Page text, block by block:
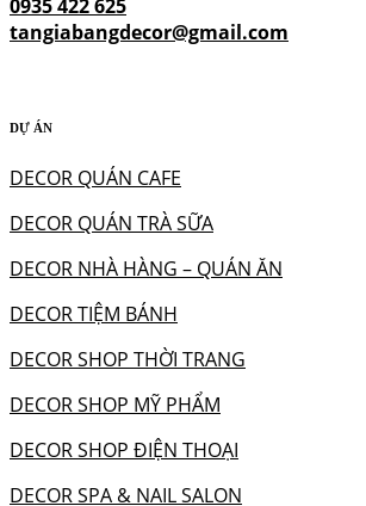
0935 422 625
tangiabangdecor@gmail.com
DỰ ÁN
DECOR QUÁN CAFE
DECOR QUÁN TRÀ SỮA
DECOR NHÀ HÀNG – QUÁN ĂN
DECOR TIỆM BÁNH
DECOR SHOP THỜI TRANG
DECOR SHOP MỸ PHẨM
DECOR SHOP ĐIỆN THOẠI
DECOR SPA & NAIL SALON